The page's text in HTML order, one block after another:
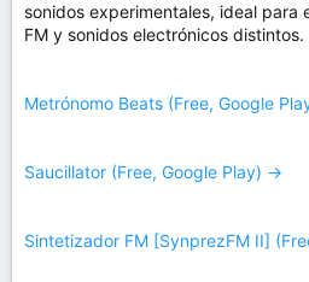
sonidos experimentales, ideal para
FM y sonidos electrónicos distintos.
Metrónomo Beats (Free, Google
Saucillator (Free, Google Play) →
Sintetizador FM [SynprezFM II]